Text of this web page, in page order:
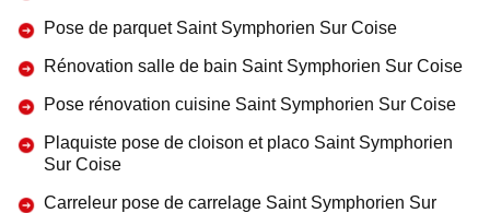
Pose de parquet Saint Symphorien Sur Coise
Rénovation salle de bain Saint Symphorien Sur Coise
Pose rénovation cuisine Saint Symphorien Sur Coise
Plaquiste pose de cloison et placo Saint Symphorien
Sur Coise
Carreleur pose de carrelage Saint Symphorien Sur